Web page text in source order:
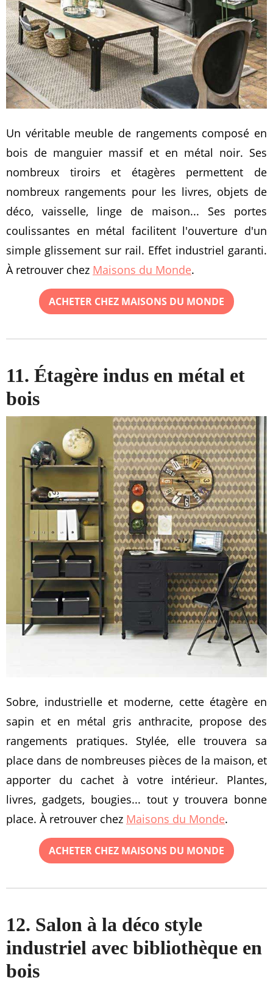
Un véritable meuble de rangements composé en
bois de manguier massif et en métal noir. Ses
nombreux tiroirs et étagères permettent de
nombreux rangements pour les livres, objets de
déco, vaisselle, linge de maison... Ses portes
coulissantes en métal facilitent l'ouverture d'un
simple glissement sur rail. Effet industriel garanti.
À retrouver chez Maisons du Monde.
ACHETER CHEZ MAISONS DU MONDE
11. Étagère indus en métal et
bois
Sobre, industrielle et moderne, cette étagère en
sapin et en métal gris anthracite, propose des
rangements pratiques. Stylée, elle trouvera sa
place dans de nombreuses pièces de la maison, et
apporter du cachet à votre intérieur. Plantes,
livres, gadgets, bougies... tout y trouvera bonne
place. À retrouver chez Maisons du Monde.
ACHETER CHEZ MAISONS DU MONDE
12. Salon à la déco style
industriel avec bibliothèque en
bois